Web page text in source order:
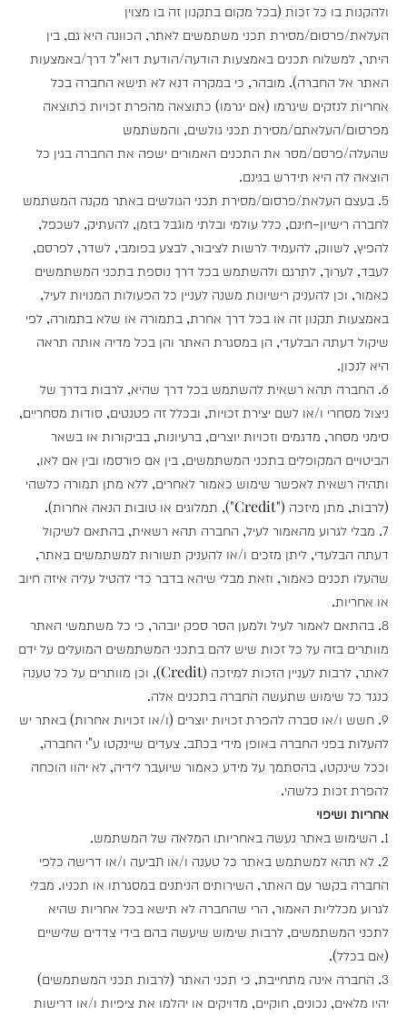
ולהקנות בו כל זכות (בכל מקום בתקנון זה בו מצוין
העלאת/פרסום/מסירת תכני משתמשים לאתר, הכוונה היא גם, בין
היתר, למשלוח תכנים באמצעות הודעה/הודעת דוא"ל דרך/באמצעות
האתר אל החברה). מובהר, כי במקרה דנא לא תישא החברה בכל
אחריות לנזקים שיגרמו (אם יגרמו) כתוצאה מהפרת זכויות כתוצאה
מפרסום/העלאתם/מסירת תכני גולשים, והמשתמש
שהעלה/פרסם/מסר את התכנים האמורים ישפה את החברה בגין כל
הוצאה לה היא תידרש בגינם.
5. בעצם העלאת/פרסום/מסירת תכני הגולשים באתר מקנה המשתמש
לחברה רישיון-חינם, כלל עולמי ובלתי מוגבל בזמן, להעתיק, לשכפל,
להפיץ, לשווק, להעמיד לרשות לציבור, לבצע בפומבי, לשדר, לפרסם,
לעבד, לערוך, לתרגם ולהשתמש בכל דרך נוספת בתכני המשתמשים
כאמור, וכן להעניק רישיונות משנה לעניין כל הפעולות המנויות לעיל,
באמצעות תקנון זה או בכל דרך אחרת, בתמורה או שלא בתמורה, לפי
שיקול דעתה הבלעדי, הן במסגרת האתר והן בכל מדיה אותה תראה
היא לנכון.
6. החברה תהא רשאית להשתמש בכל דרך שהיא, לרבות בדרך של
ניצול מסחרי ו/או לשם יצירת זכויות, ובכלל זה פטנטים, סודות מסחריים,
סימני מסחר, מדגמים וזכויות יוצרים, ברעיונות, בביקורות או בשאר
הביטויים המקופלים בתכני המשתמשים, בין אם פורסמו ובין אם לאו,
ותהיה רשאית לאפשר שימוש כאמור לאחרים, ללא מתן תמורה כלשהי
(לרבות, מתן מיזכה ("Credit"), תמלוגים או טובות הנאה אחרות).
7. מבלי לגרוע מהאמור לעיל, החברה תהא רשאית, בהתאם לשיקול
דעתה הבלעדי, ליתן מזכים ו/או להעניק תשורות למשתמשים באתר,
שהעלו תכנים כאמור, וזאת מבלי שיהא בדבר כדי להטיל עליה איזה חיוב
או אחריות.
8. בהתאם לאמור לעיל ולמען הסר ספק יובהר, כי כל משתמשי האתר
מוותרים בזה על כל זכות שיש להם בתכני המשתמשים המועלים על ידם
לאתר, לרבות לעניין הזכות למיזכה (Credit), וכן מוותרים על כל טענה
כנגד כל שימוש שתעשה החברה בתכנים אלה.
9. חשש ו/או סברה להפרת זכויות יוצרים (ו/או זכויות אחרות) באתר יש
להעלות בפני החברה באופן מידי בכתב. צעדים שיינקטו ע"י החברה,
וככל שינקטו, בהסתמך על מידע כאמור שיועבר לידיה, לא יהוו הוכחה
להפרת זכות כלשהי.
אחריות ושיפוי
1. השימוש באתר נעשה באחריותו המלאה של המשתמש.
2. לא תהא למשתמש באתר כל טענה ו/או תביעה ו/או דרישה כלפי
החברה בקשר עם האתר, השירותים הניתנים במסגרתו או תכניו. מבלי
לגרוע מכלליות האמור, הרי שהחברה לא תישא בכל אחריות שהיא
לתכני המשתמשים, לרבות שימוש שיעשה בהם בידי צדדים שלישיים
(אם בכלל).
3. החברה אינה מתחייבת, כי תכני האתר (לרבות תכני המשתמשים)
יהיו מלאים, נכונים, חוקיים, מדויקים או יהלמו את ציפיות ו/או דרישות